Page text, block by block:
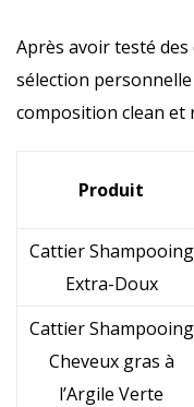
Après avoir testé des
sélection
composition clean
Produit
Cattier Shampooing
Extra-Doux
Cattier Shampooing
Cheveux gras à
l’Argile Verte